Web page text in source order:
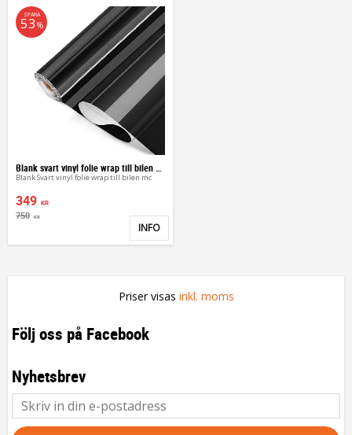
Blank Svart vinyl folie wrap till bilen mc
349 KR
750 KR
SPARA
53 %
Lägg till i favoriter
INFO
Priser visas inkl. moms
Följ oss på Facebook
Nyhetsbrev